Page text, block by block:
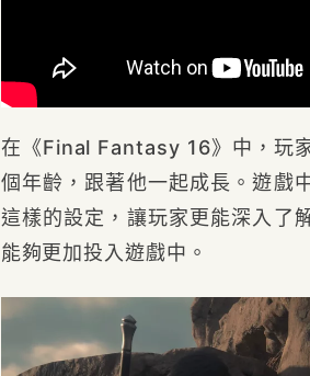
在《Final Fantasy 16》中，玩
個年齡，跟著他一起成長。遊戲
這樣的設定，讓玩家更能深入了
能夠更加投入遊戲中。